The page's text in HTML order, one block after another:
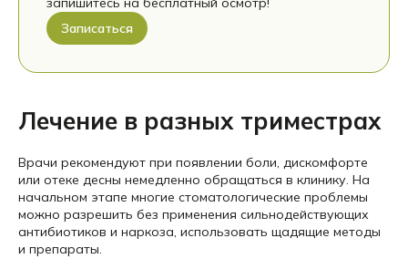
Записаться
Лечение в разных триместрах
Врачи рекомендуют при появлении боли, дискомфорте
или отеке десны немедленно обращаться в клинику. На
начальном этапе многие стоматологические проблемы
можно разрешить без применения сильнодействующих
антибиотиков и наркоза, использовать щадящие методы
и препараты.